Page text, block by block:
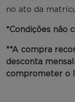
no ato da
*Condições não
**A compra
desconta
comprometer o